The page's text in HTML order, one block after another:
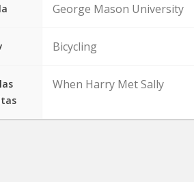
George Mason University
Bicycling
When Harry Met Sally